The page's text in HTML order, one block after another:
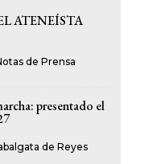
ATENEÍSTA
de Prensa
presentado el
de Reyes